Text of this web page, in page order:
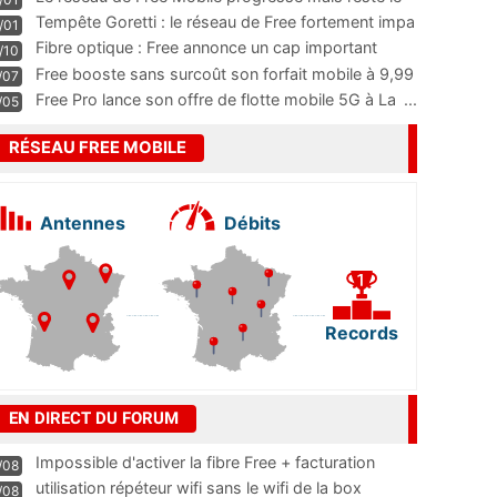
m
...
Tempête Goretti : le réseau de Free fortement impa
Fibre optique : Free annonce un cap important
pass
...
Free booste sans surcoût son forfait mobile à 9,99
Free Pro lance son offre de flotte mobile 5G à La ...
RÉSEAU FREE MOBILE
Antennes Débits
Records
EN DIRECT DU FORUM
Impossible d'activer la fibre Free + facturation
résiliation
utilisation répéteur wifi sans le wifi de la box